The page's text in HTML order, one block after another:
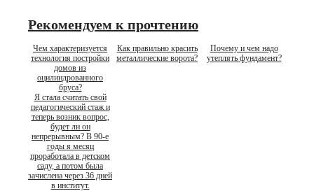
Рекомендуем к прочтению
Чем характеризуется
технология постройки
домов из
оцилиндрованного
бруса?
Как правильно красить
металлические ворота?
Почему и чем надо
утеплять фундамент?
Я стала считать свой
педагогический стаж и
теперь возник вопрос,
будет ли он
непрерывным? В 90-е
годы я месяц
проработала в детском
саду, а потом была
зачислена через 36 дней
в институт.